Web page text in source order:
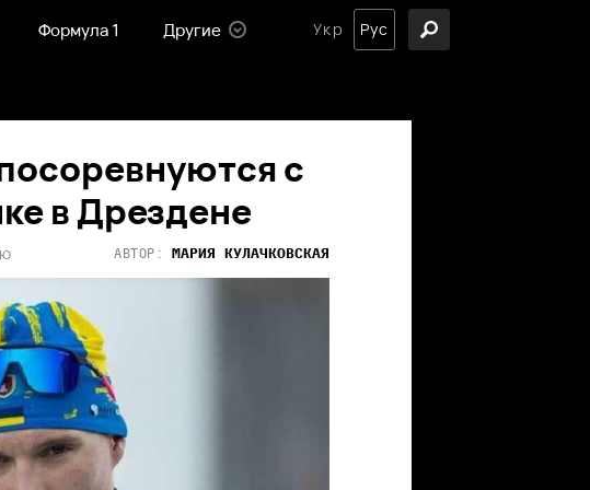
Формула 1 Другие Укр Рус
с
в Дрездене
АВТОР: МАРИЯ КУЛАЧКОВСКАЯ